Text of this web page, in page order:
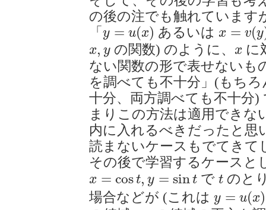
の後の注でも触れています
「 y = u(x)
y=u (x) あるいは x = v(y
x =v y)
x, y
x, y の関数) のように、 x
x に
ない関数の形で表せないも
を調べても不十分」(もち
十分、両方調べても不十分
まりこの方法は適用できな
内に入れるべきだったと思
読まないケースもでてきて
その後で学習するケースと
x = cost, y = sint
x= cost,y= sin でt
t のと
場合などが (これは y = u(x)
y (x)